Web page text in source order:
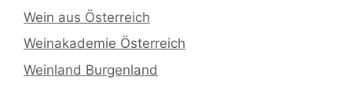
Wein aus Österreich
Weinakademie Österreich
Weinland Burgenland